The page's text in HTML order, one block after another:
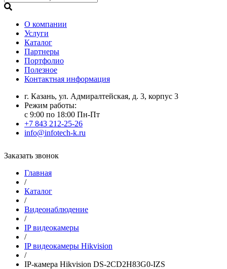
О компании
Услуги
Каталог
Партнеры
Портфолио
Полезное
Контактная информация
г. Казань, ул. Адмиралтейская, д. 3, корпус 3
Режим работы:
с 9:00 по 18:00 Пн-Пт
+7 843 212-25-26
info@infotech-k.ru
Заказать звонок
Главная
/
Каталог
/
Видеонаблюдение
/
IP видеокамеры
/
IP видеокамеры Hikvision
/
IP-камера Hikvision DS-2CD2H83G0-IZS